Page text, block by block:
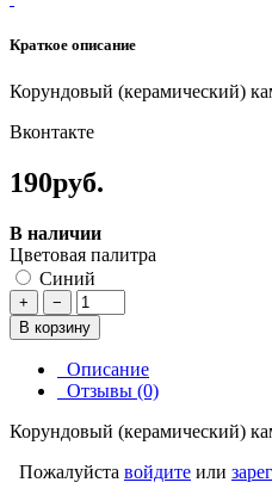
Краткое описание
Корундовый (керамический)
Вконтакте
190руб.
В наличии
Цветовая палитра
Синий
+
−
В корзину
Описание
Отзывы (0)
Корундовый (керамический)
Пожалуйста войдите или